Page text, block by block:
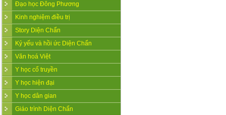
Đạo học Đông Phương
Kinh nghiệm điều trị
Story Diện Chẩn
Kỷ yếu và hồi ức Diện Chẩn
Văn hoá Việt
Y học cổ truyền
Y học hiện đại
Y học dân gian
Giáo trình Diện Chẩn